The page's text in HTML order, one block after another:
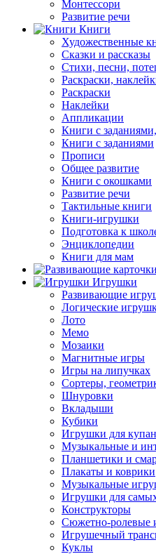
Монтессори
Развитие речи
Книги
Художественные
Сказки и рассказы
Стихи, песни,
Раскраски,
Раскраски
Наклейки
Аппликации
Книги с
Книги с заданиями
Прописи
Общее развитие
Книги с окошками
Развитие речи
Тактильные книги
Книги-игрушки
Подготовка к
Энциклопедии
Книги для мам
Игрушки
Развивающие
Логические
Лото
Мемо
Мозаики
Магнитные игры
Игры на липучках
Сортеры,
Шнуровки
Вкладыши
Кубики
Игрушки для
Музыкальные и
Планшетики и
Плакаты и коврики
Музыкальные
Игрушки для
Конструкторы
Сюжетно-ролевые
Игрушечный
Куклы